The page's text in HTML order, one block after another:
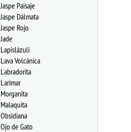
Jaspe Paisaje
Jaspe Dálmata
Jaspe Rojo
Jade
Lapislázuli
Lava Volcánica
Labradorita
Larimar
Morganita
Malaquita
Obsidiana
Ojo de Gato